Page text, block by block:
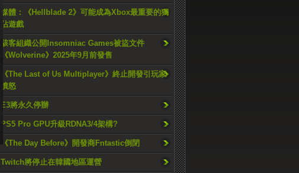
媒體：《Hellblade 2》可能成為Xbox最重要的獨
佔遊戲
駭客組織公開Insomniac Games被盜文件
《Wolverine》2025年9月前發售
《The Last of Us Multiplayer》終止開發引玩家
憤怒
E3將永久停辦
PS5 Pro GPU升級RDNA3/4架構?
《The Day Before》開發商Fntastic倒閉
Twitch將停止在韓國地區運營